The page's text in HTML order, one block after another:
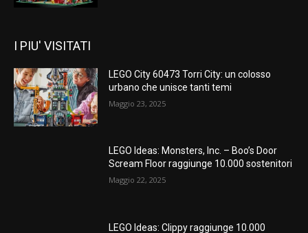
I PIU' VISITATI
LEGO City 60473 Torri City: un colosso
urbano che unisce tanti temi
Maggio 23, 2025
LEGO Ideas: Monsters, Inc. – Boo’s Door
Scream Floor raggiunge 10.000 sostenitori
Maggio 22, 2025
LEGO Ideas: Clippy raggiunge 10.000